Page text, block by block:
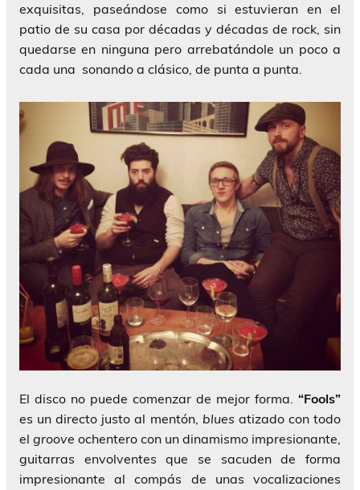
exquisitas, paseándose como si estuvieran en el
patio de su casa por décadas y décadas de rock, sin
quedarse en ninguna pero arrebatándole un poco a
cada una sonando a clásico, de punta a punta.
El disco no puede comenzar de mejor forma. “Fools”
es un directo justo al mentón, blues atizado con todo
el groove ochentero con un dinamismo impresionante,
guitarras envolventes que se sacuden de forma
impresionante al compás de unas vocalizaciones